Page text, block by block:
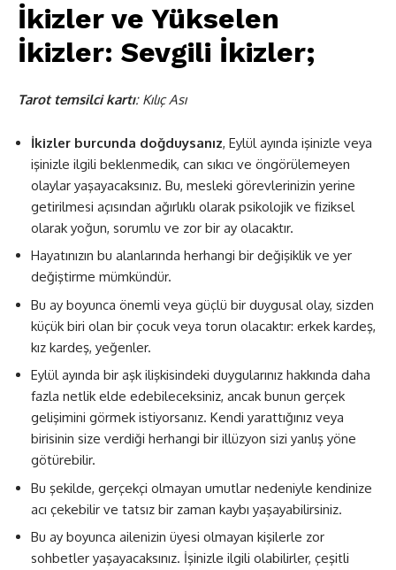
İkizler ve Yükselen
İkizler: Sevgili İkizler;
Tarot temsilci kartı: Kılıç Ası
İkizler burcunda doğduysanız, Eylül ayında işinizle veya
işinizle ilgili beklenmedik, can sıkıcı ve öngörülemeyen
olaylar yaşayacaksınız. Bu, mesleki görevlerinizin yerine
getirilmesi açısından ağırlıklı olarak psikolojik ve fiziksel
olarak yoğun, sorumlu ve zor bir ay olacaktır.
Hayatınızın bu alanlarında herhangi bir değişiklik ve yer
değiştirme mümkündür.
Bu ay boyunca önemli veya güçlü bir duygusal olay, sizden
küçük biri olan bir çocuk veya torun olacaktır: erkek kardeş,
kız kardeş, yeğenler.
Eylül ayında bir aşk ilişkisindeki duygularınız hakkında daha
fazla netlik elde edebileceksiniz, ancak bunun gerçek
gelişimini görmek istiyorsanız. Kendi yarattığınız veya
birisinin size verdiği herhangi bir illüzyon sizi yanlış yöne
götürebilir.
Bu şekilde, gerçekçi olmayan umutlar nedeniyle kendinize
acı çekebilir ve tatsız bir zaman kaybı yaşayabilirsiniz.
Bu ay boyunca ailenizin üyesi olmayan kişilerle zor
sohbetler yaşayacaksınız. İşinizle ilgili olabilirler, çeşitli